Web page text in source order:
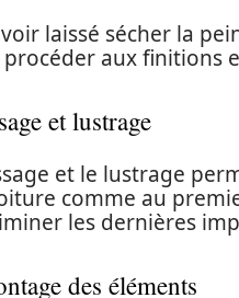
laissé sécher la
procéder aux finitions
et lustrage
et le lustrage
comme au
les dernières
des éléments